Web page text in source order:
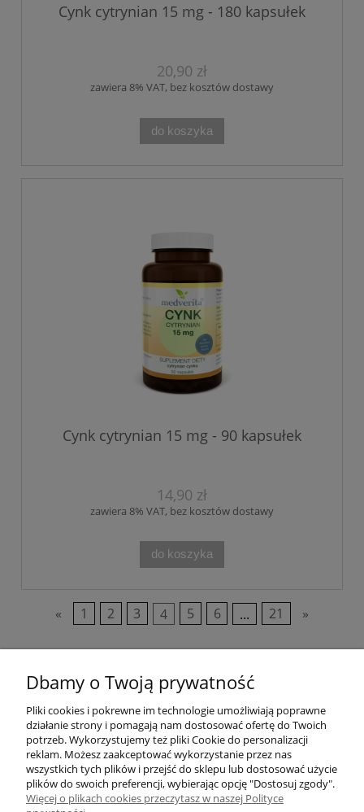
Cynk cytrynian 15 mg - 180 kapsułek
20,90 zł
zawiera 8% VAT, bez kosztów dostawy
do koszyka
Cynk cytrynian 15 mg - 90 kapsułek
14,90 zł
zawiera 8% VAT, bez kosztów dostawy
do koszyka
« 1 2 3 4 5 6 ... 21 »
Moje konto
Płatności i dostawa
Informacje
Dbamy o Twoją prywatność
Pliki cookies i pokrewne im technologie umożliwiają poprawne
działanie strony i pomagają nam dostosować ofertę do Twoich
potrzeb. Wykorzystujemy też pliki Cookie do personalizacji
reklam. Możesz zaakceptować wykorzystanie przez nas
wszystkich tych plików i przejść do sklepu lub dostosować użycie
plików do swoich preferencji, wybierając opcję "Dostosuj zgody".
Więcej o plikach cookies przeczytasz w naszej Polityce